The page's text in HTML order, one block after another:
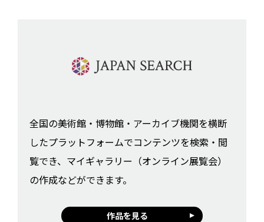
全国の美術館・博物館・アーカイブ機関を横断
したプラットフォームでコンテンツを検索・閲
覧でき、マイギャラリー（オンライン展覧会）
の作成などができます。
作品を見る